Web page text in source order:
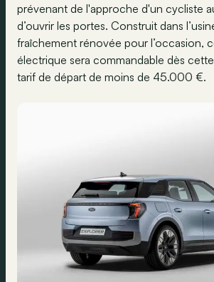
prévenant de l'approche d'un cycliste
d’ouvrir les portes. Construit dans
fraîchement rénovée pour l’occasion,
électrique sera commandable dès
tarif de départ de moins de 45.000 €.